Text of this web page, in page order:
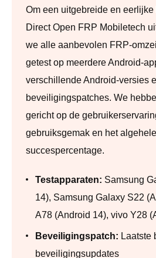
Om een ​​uitgebreide en
Direct Open FRP Mobiletech
we alle aanbevolen FRP-
getest op meerdere Android-
verschillende Android-versies
beveiligingspatches. We
gericht op de
gebruiksgemak en het algehele
succespercentage.
Testapparaten: Samsung
14), Samsung Galaxy S22
A78 (Android 14), vivo Y28
Beveiligingspatch: Laatste
beveiligingsupdates